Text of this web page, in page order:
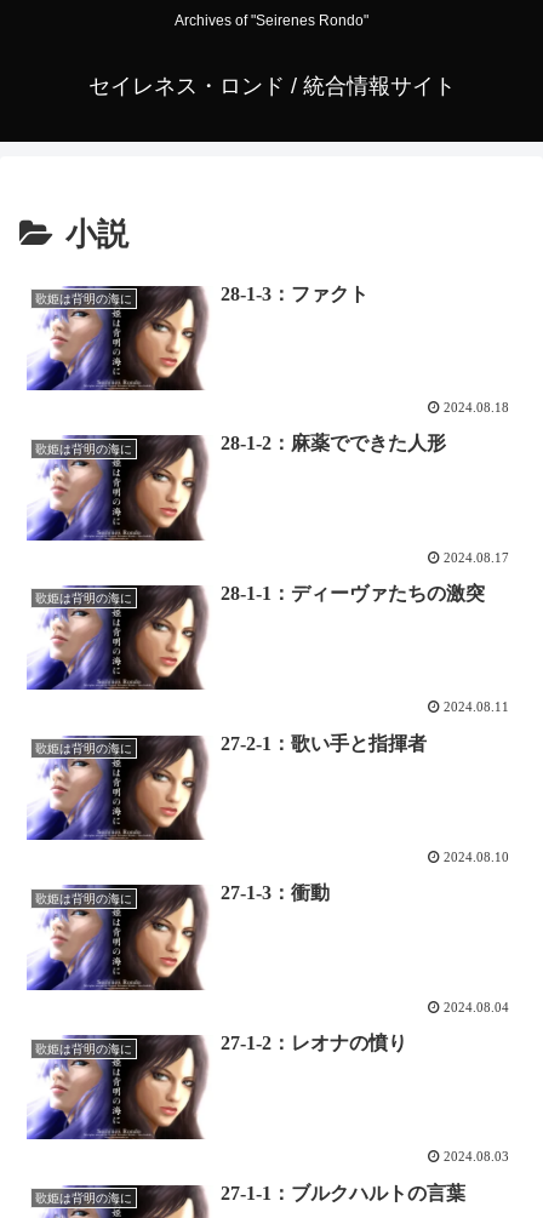
Archives of "Seirenes Rondo"
セイレネス・ロンド / 統合情報サイト
小説
歌姫は背明の海に 28-1-3：ファクト
2024.08.18
歌姫は背明の海に 28-1-2：麻薬でできた人形
2024.08.17
歌姫は背明の海に 28-1-1：ディーヴァたちの激突
2024.08.11
歌姫は背明の海に 27-2-1：歌い手と指揮者
2024.08.10
歌姫は背明の海に 27-1-3：衝動
2024.08.04
歌姫は背明の海に 27-1-2：レオナの憤り
2024.08.03
歌姫は背明の海に 27-1-1：ブルクハルトの言葉